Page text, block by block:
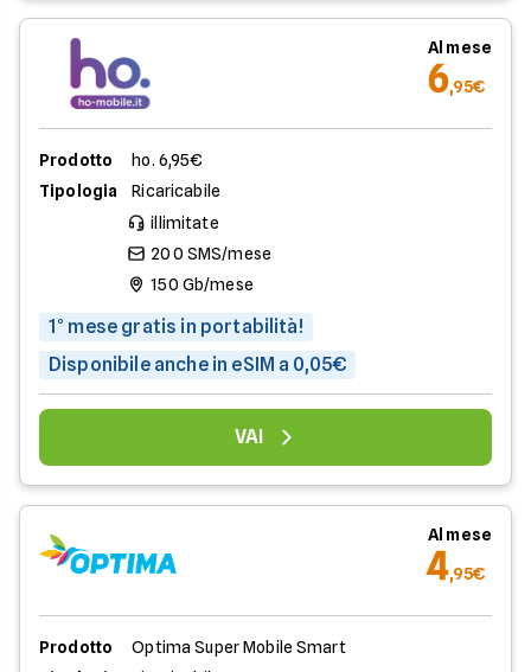
Al mese
6,95€
Prodotto
ho. 6,95€
Tipologia
Ricaricabile
illimitate
200 SMS/mese
150 Gb/mese
1° mese gratis in portabilità!
Disponibile anche in eSIM a 0,05€
VAI
Al mese
4,95€
Prodotto
Optima Super Mobile Smart